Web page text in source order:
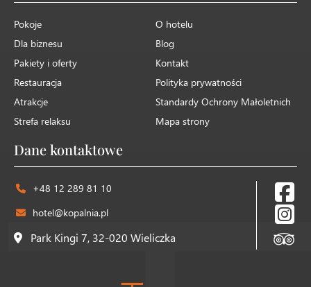
Pokoje
Dla biznesu
Pakiety i oferty
Restauracja
Atrakcje
Strefa relaksu
O hotelu
Blog
Kontakt
Polityka prywatności
Standardy Ochrony Małoletnich
Mapa strony
Dane kontaktowe
+48 12 289 81 10
hotel@kopalnia.pl
Park Kingi 7, 32-020 Wieliczka